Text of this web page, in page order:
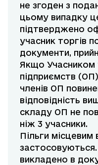
не згоден з
цьому випадку
підтверджено
учасник торгів
документи,
Якщо Учасником
підприємств
членів ОП
відповідність
складу ОП не
ніж 3 учасники.
Пільги місцевим
викладено в